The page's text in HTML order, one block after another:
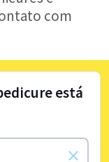
com
está